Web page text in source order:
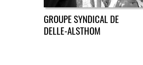
GROUPE SYNDICAL DE
DELLE-ALSTHOM